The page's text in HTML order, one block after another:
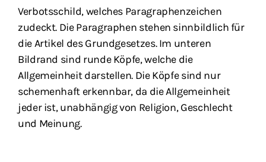
Verbotsschild, welches Paragraphenzeichen
zudeckt. Die Paragraphen stehen sinnbildlich für
die Artikel des Grundgesetzes. Im unteren
Bildrand sind runde Köpfe, welche die
Allgemeinheit darstellen. Die Köpfe sind nur
schemenhaft erkennbar, da die Allgemeinheit
jeder ist, unabhängig von Religion, Geschlecht
und Meinung.